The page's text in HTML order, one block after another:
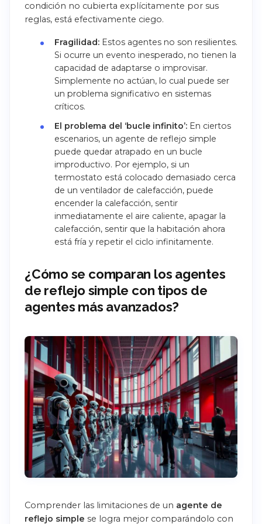
condición no cubierta explícitamente por sus
reglas, está efectivamente ciego.
Fragilidad:Estos agentes no son resilientes.
Si ocurre un evento inesperado, no tienen la
capacidad de adaptarse o improvisar.
Simplemente no actúan, lo cual puede ser
un problema significativo en sistemas
críticos.
El problema del ‘bucle infinito’:En ciertos
escenarios, un agente de reflejo simple
puede quedar atrapado en un bucle
improductivo. Por ejemplo, si un
termostato está colocado demasiado cerca
de un ventilador de calefacción, puede
encender la calefacción, sentir
inmediatamente el aire caliente, apagar la
calefacción, sentir que la habitación ahora
está fría y repetir el ciclo infinitamente.
¿Cómo se comparan los agentes
de reflejo simple con tipos de
agentes más avanzados?
Comprender las limitaciones de un agente de
reflejo simple se logra mejor comparándolo con